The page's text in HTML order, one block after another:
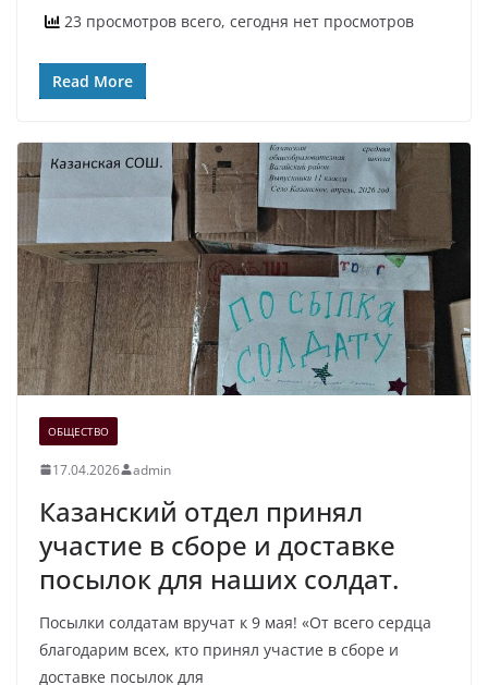
23 просмотров всего, сегодня нет просмотров
Read More
ОБЩЕСТВО
17.04.2026 admin
Казанский отдел принял
участие в сборе и доставке
посылок для наших солдат.
Посылки солдатам вручат к 9 мая! «От всего сердца
благодарим всех, кто принял участие в сборе и
доставке посылок для